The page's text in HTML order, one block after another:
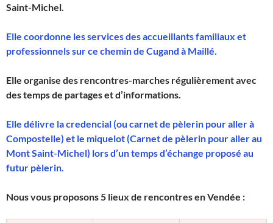
Saint-Michel.
Elle coordonne les services des accueillants familiaux et
professionnels sur ce chemin de Cugand à Maillé.
Elle organise des rencontres-marches régulièrement avec
des temps de partages et d’informations.
Elle délivre la credencial (ou carnet de pèlerin pour aller à
Compostelle) et le miquelot (Carnet de pèlerin pour aller au
Mont Saint-Michel) lors d’un temps d’échange proposé au
futur pèlerin.
Nous vous proposons 5 lieux de rencontres en Vendée :